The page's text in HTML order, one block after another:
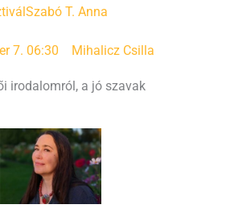
Szabó T. Anna
7. 06:30 Mihalicz Csilla
irodalomról, a jó szavak